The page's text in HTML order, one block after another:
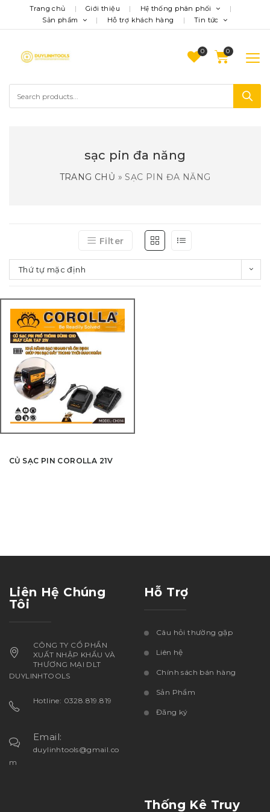
Trang chủ Giới thiệu
Hệ thống phân phối
Sản phẩm
Hỗ trợ khách hàng Tin tức
0
sạc pin đa năng
TRANG CHỦ »SẠC PIN ĐA NĂNG
Filter
Thứ tự mặc định
CỦ SẠC PIN COROLLA 21V
Liên Hệ Chúng
Tôi
CÔNG TY CỔ PHẦN
XUẤT NHẬP KHẨU VÀ
THƯƠNG MẠI DLT
DUYLINHTOOLS
Hotline: 0328.819.819
Email:
duylinhtools@gmail.co
m
Hỗ Trợ
Câu hỏi thường gặp
Liên hệ
Chính sách bán hàng
Sản Phẩm
Đăng ký
Thống Kê Truy